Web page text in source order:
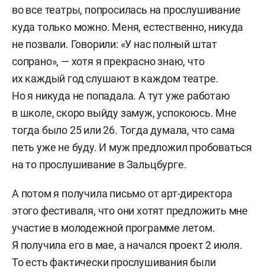
во все театры, попросилась на прослушивание
куда только можно. Меня, естественно, никуда
не позвали. Говорили: «У нас полный штат
сопрано», — хотя я прекрасно знаю, что
их каждый год слушают в каждом театре.
Но я никуда не попадала. А тут уже работаю
в школе, скоро выйду замуж, успокоюсь. Мне
тогда было 25 или 26. Тогда думала, что сама
петь уже не буду. И муж предложил пробоваться
на то прослушивание в Зальцбурге.
А потом я получила письмо от арт-директора
этого фестиваля, что они хотят предложить мне
участие в молодежной программе летом.
Я получила его в мае, а начался проект 2 июля.
То есть фактически прослушивания были